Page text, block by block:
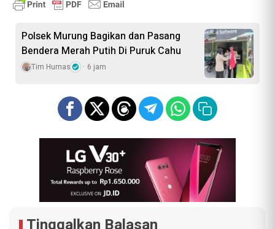
Polsek Murung Bagikan dan Pasang
Bendera Merah Putih Di Puruk Cahu
Tim Humas 6 jam